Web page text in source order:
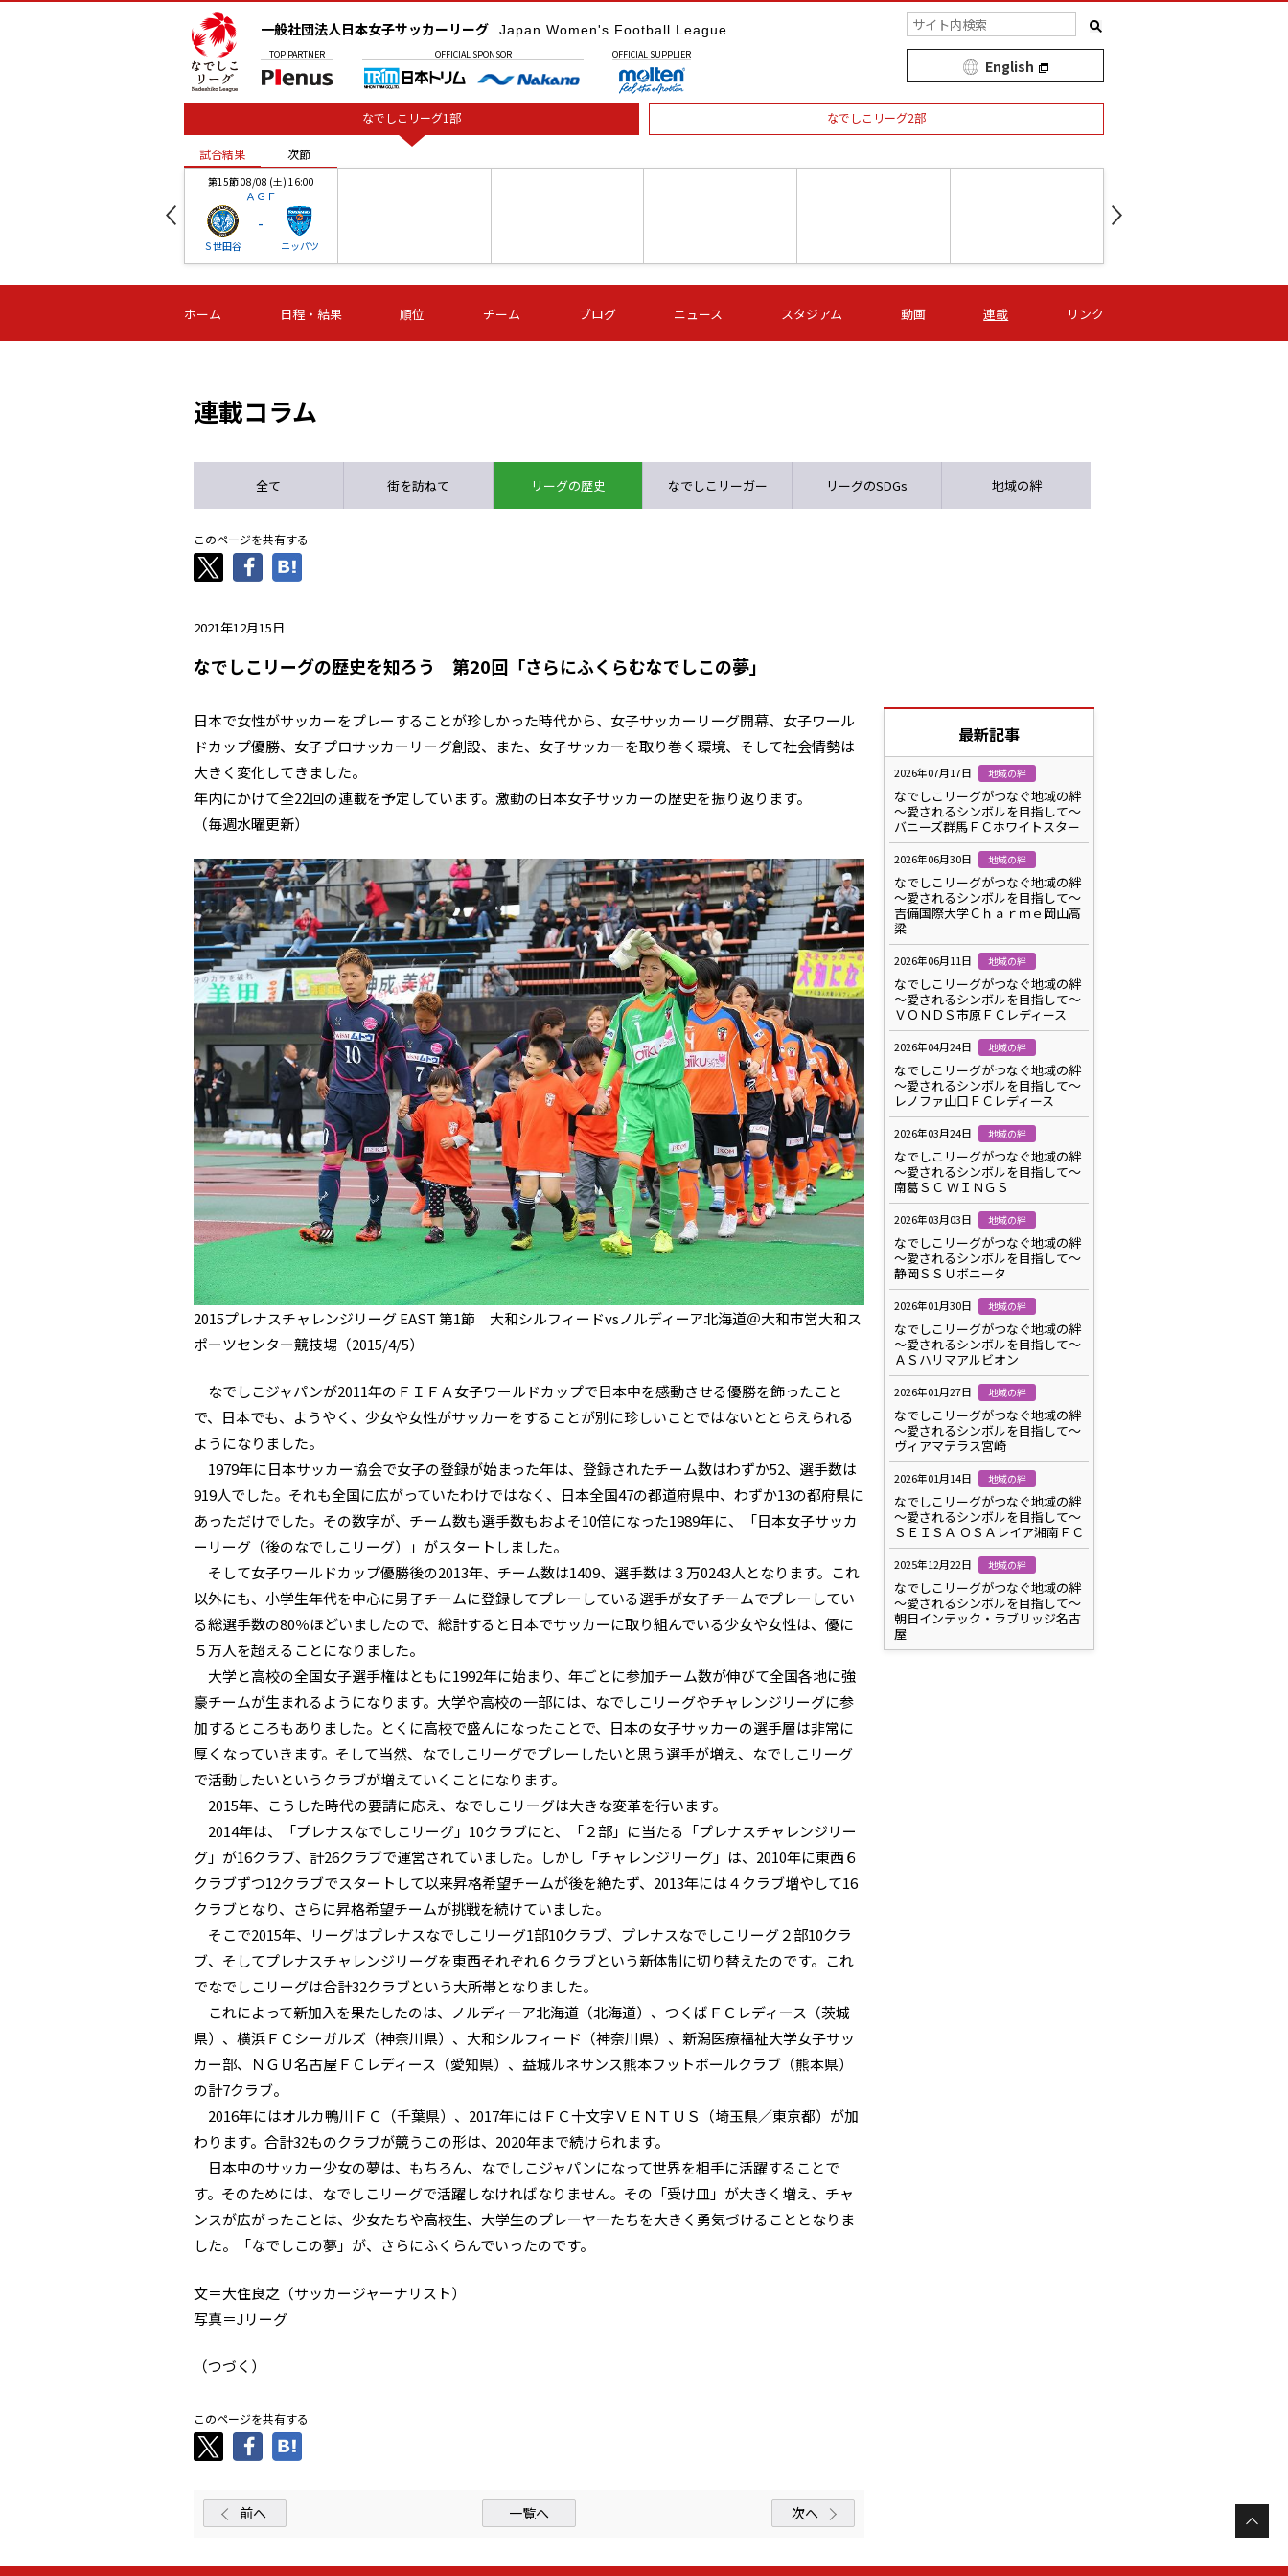
一般社団法人日本女子サッカーリーグ Japan Women's Football League
TOP PARTNER OFFICIAL SPONSOR OFFICIAL SUPPLIER
English
なでしこリーグ1部 なでしこリーグ2部
試合結果 次節
第15節 08/08 (土) 16:00
ＡＧＦ
Ｓ世田谷
-
ニッパツ
-
第16節 09/05 (土) 15:00
ニッパツ
-
第16節 09/05 (土) 15:00
石人の星
-
第16節 09/05 (土) 16:00
ＡＧＦ
-
いちご
-
第16節 09/06 (日) 15:00
-
第16節 09/06 (日) 15:00
- -
試合結果 次節
ホーム 日程・結果 順位 チーム ブログ ニュース スタジアム 動画 連載 リンク
連載コラム
全て 街を訪ねて リーグの歴史 なでしこリーガー リーグのSDGs 地域の絆
このページを共有する
2021年12月15日
なでしこリーグの歴史を知ろう 第20回「さらにふくらむなでしこの夢」
日本で女性がサッカーをプレーすることが珍しかった時代から、女子サッカーリーグ開幕、女子ワール
ドカップ優勝、女子プロサッカーリーグ創設、また、女子サッカーを取り巻く環境、そして社会情勢は
大きく変化してきました。
年内にかけて全22回の連載を予定しています。激動の日本女子サッカーの歴史を振り返ります。
（毎週水曜更新）
2015プレナスチャレンジリーグ EAST 第1節 大和シルフィードvsノルディーア北海道＠大和市営大和ス
ポーツセンター競技場（2015/4/5）
なでしこジャパンが2011年のＦＩＦＡ女子ワールドカップで日本中を感動させる優勝を飾ったこと
で、日本でも、ようやく、少女や女性がサッカーをすることが別に珍しいことではないととらえられる
ようになりました。
1979年に日本サッカー協会で女子の登録が始まった年は、登録されたチーム数はわずか52、選手数は
919人でした。それも全国に広がっていたわけではなく、日本全国47の都道府県中、わずか13の都府県に
あっただけでした。その数字が、チーム数も選手数もおよそ10倍になった1989年に、「日本女子サッカ
ーリーグ（後のなでしこリーグ）」がスタートしました。
そして女子ワールドカップ優勝後の2013年、チーム数は1409、選手数は３万0243人となります。これ
以外にも、小学生年代を中心に男子チームに登録してプレーしている選手が女子チームでプレーしてい
る総選手数の80％ほどいましたので、総計すると日本でサッカーに取り組んでいる少女や女性は、優に
５万人を超えることになりました。
大学と高校の全国女子選手権はともに1992年に始まり、年ごとに参加チーム数が伸びて全国各地に強
豪チームが生まれるようになります。大学や高校の一部には、なでしこリーグやチャレンジリーグに参
加するところもありました。とくに高校で盛んになったことで、日本の女子サッカーの選手層は非常に
厚くなっていきます。そして当然、なでしこリーグでプレーしたいと思う選手が増え、なでしこリーグ
で活動したいというクラブが増えていくことになります。
2015年、こうした時代の要請に応え、なでしこリーグは大きな変革を行います。
2014年は、「プレナスなでしこリーグ」10クラブにと、「２部」に当たる「プレナスチャレンジリー
グ」が16クラブ、計26クラブで運営されていました。しかし「チャレンジリーグ」は、2010年に東西６
クラブずつ12クラブでスタートして以来昇格希望チームが後を絶たず、2013年には４クラブ増やして16
クラブとなり、さらに昇格希望チームが挑戦を続けていました。
そこで2015年、リーグはプレナスなでしこリーグ1部10クラブ、プレナスなでしこリーグ２部10クラ
ブ、そしてプレナスチャレンジリーグを東西それぞれ６クラブという新体制に切り替えたのです。これ
でなでしこリーグは合計32クラブという大所帯となりました。
これによって新加入を果たしたのは、ノルディーア北海道（北海道）、つくばＦＣレディース（茨城
県）、横浜ＦＣシーガルズ（神奈川県）、大和シルフィード（神奈川県）、新潟医療福祉大学女子サッ
カー部、ＮＧＵ名古屋ＦＣレディース（愛知県）、益城ルネサンス熊本フットボールクラブ（熊本県）
の計7クラブ。
2016年にはオルカ鴨川ＦＣ（千葉県）、2017年にはＦＣ十文字ＶＥＮＴＵＳ（埼玉県／東京都）が加
わります。合計32ものクラブが競うこの形は、2020年まで続けられます。
日本中のサッカー少女の夢は、もちろん、なでしこジャパンになって世界を相手に活躍することで
す。そのためには、なでしこリーグで活躍しなければなりません。その「受け皿」が大きく増え、チャ
ンスが広がったことは、少女たちや高校生、大学生のプレーヤーたちを大きく勇気づけることとなりま
した。「なでしこの夢」が、さらにふくらんでいったのです。
文＝大住良之（サッカージャーナリスト）
写真＝Jリーグ
（つづく）
このページを共有する
前へ 一覧へ 次へ
最新記事
2026年07月17日 地域の絆
なでしこリーグがつなぐ地域の絆
～愛されるシンボルを目指して～
バニーズ群馬ＦＣホワイトスター
2026年06月30日 地域の絆
なでしこリーグがつなぐ地域の絆
～愛されるシンボルを目指して～
吉備国際大学Ｃｈａｒｍｅ岡山高
梁
2026年06月11日 地域の絆
なでしこリーグがつなぐ地域の絆
～愛されるシンボルを目指して～
ＶＯＮＤＳ市原ＦＣレディース
2026年04月24日 地域の絆
なでしこリーグがつなぐ地域の絆
～愛されるシンボルを目指して～
レノファ山口ＦＣレディース
2026年03月24日 地域の絆
なでしこリーグがつなぐ地域の絆
～愛されるシンボルを目指して～
南葛ＳＣ ＷＩＮＧＳ
2026年03月03日 地域の絆
なでしこリーグがつなぐ地域の絆
～愛されるシンボルを目指して～
静岡ＳＳＵボニータ
2026年01月30日 地域の絆
なでしこリーグがつなぐ地域の絆
～愛されるシンボルを目指して～
ＡＳハリマアルビオン
2026年01月27日 地域の絆
なでしこリーグがつなぐ地域の絆
～愛されるシンボルを目指して～
ヴィアマテラス宮崎
2026年01月14日 地域の絆
なでしこリーグがつなぐ地域の絆
～愛されるシンボルを目指して～
ＳＥＩＳＡ ＯＳＡレイア湘南ＦＣ
2025年12月22日 地域の絆
なでしこリーグがつなぐ地域の絆
～愛されるシンボルを目指して～
朝日インテック・ラブリッジ名古
屋